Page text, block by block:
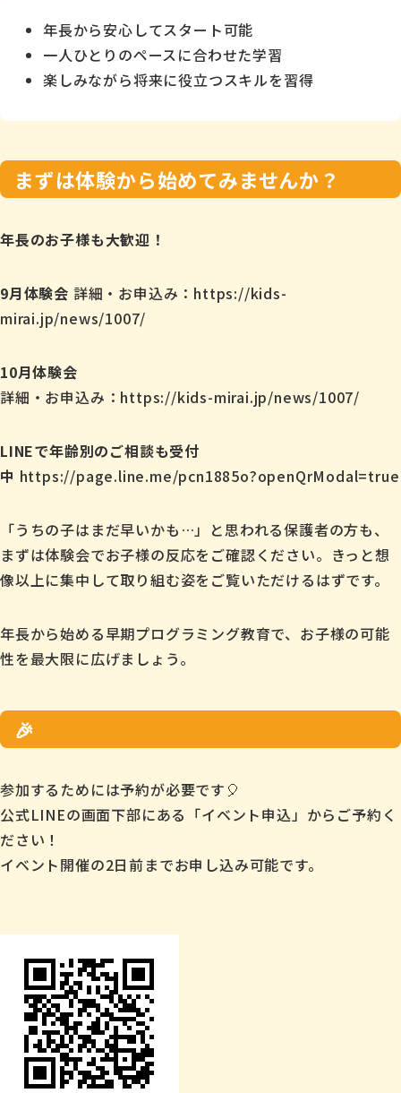
年長から安心してスタート可能
一人ひとりのペースに合わせた学習
楽しみながら将来に役立つスキルを習得
まずは体験から始めてみませんか？
年長のお子様も大歓迎！
9月体験会 詳細・お申込み：https://kids-
mirai.jp/news/1007/
10月体験会
詳細・お申込み：https://kids-mirai.jp/news/1007/
LINEで年齢別のご相談も受付
中 https://page.line.me/pcn1885o?openQrModal=true
「うちの子はまだ早いかも…」と思われる保護者の方も、
まずは体験会でお子様の反応をご確認ください。きっと想
像以上に集中して取り組む姿をご覧いただけるはずです。
年長から始める早期プログラミング教育で、お子様の可能
性を最大限に広げましょう。
🎉
参加するためには予約が必要です🎈
公式LINEの画面下部にある「イベント申込」からご予約く
ださい！
イベント開催の2日前までお申し込み可能です。